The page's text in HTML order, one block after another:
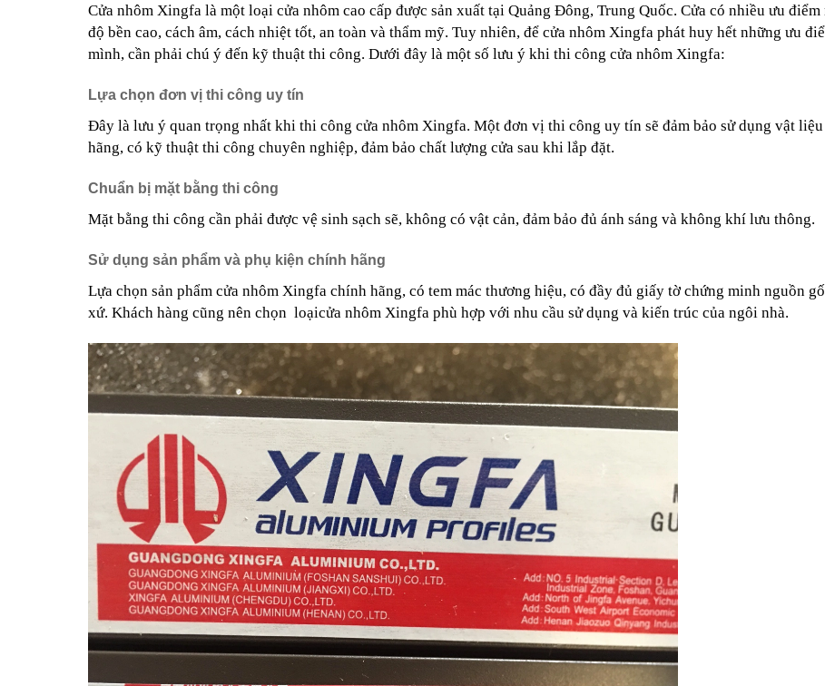
Cửa nhôm Xingfa là một loại cửa nhôm cao cấp được sản xuất tại Quảng Đông, Trung Quốc. Cửa có nhiều ưu điểm
độ bền cao, cách âm, cách nhiệt tốt, an toàn và thẩm mỹ. Tuy nhiên, để cửa nhôm Xingfa phát huy hết những ưu
mình, cần phải chú ý đến kỹ thuật thi công. Dưới đây là một số lưu ý khi thi công cửa nhôm Xingfa:
Lựa chọn đơn vị thi công uy tín
Đây là lưu ý quan trọng nhất khi thi công cửa nhôm Xingfa. Một đơn vị thi công uy tín sẽ đảm bảo sử dụng vật
hãng, có kỹ thuật thi công chuyên nghiệp, đảm bảo chất lượng cửa sau khi lắp đặt.
Chuẩn bị mặt bằng thi công
Mặt bằng thi công cần phải được vệ sinh sạch sẽ, không có vật cản, đảm bảo đủ ánh sáng và không khí lưu thông.
Sử dụng sản phẩm và phụ kiện chính hãng
Lựa chọn sản phẩm cửa nhôm Xingfa chính hãng, có tem mác thương hiệu, có đầy đủ giấy tờ chứng minh nguồn
xứ. Khách hàng cũng nên chọn  loạicửa nhôm Xingfa phù hợp với nhu cầu sử dụng và kiến trúc của ngôi nhà.